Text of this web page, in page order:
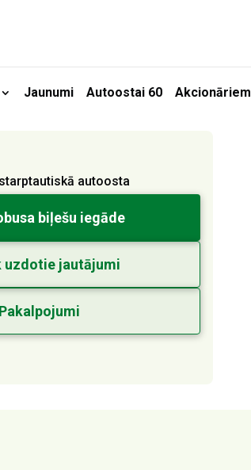
Jaunumi Autoostai 60 Akcionāriem
biļešu iegāde
uzdotie jautājumi
Pakalpojumi